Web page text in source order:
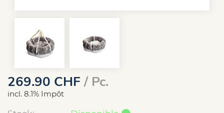
269.90 CHF/ Pc.
incl. 8.1% Impôt